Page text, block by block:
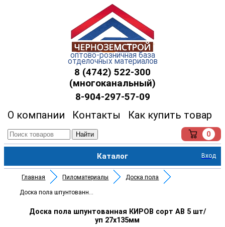
оптово-розничная база
отделочных материалов
8 (4742) 522-300
(многоканальный)
8-904-297-57-09
О компании Контакты Как купить товар
Найти 0
Каталог Вход
Главная Пиломатериалы Доска пола
Доска пола шпунтованная КИРОВ
Доска пола шпунтованная КИРОВ сорт AB 5 шт/
уп 27х135мм